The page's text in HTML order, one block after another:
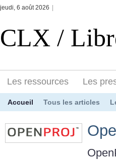
jeudi, 6 août 2026
CLX /
Les ressources Les
Accueil Tous les articles